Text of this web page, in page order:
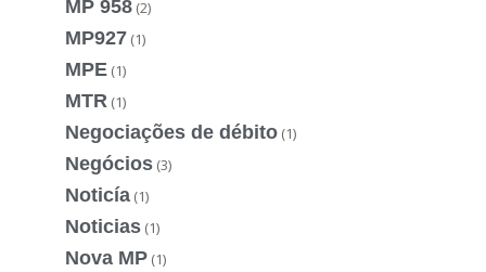
MP 958 (2)
MP927 (1)
MPE (1)
MTR (1)
Negociações de débito (1)
Negócios (3)
Noticía (1)
Noticias (1)
Nova MP (1)